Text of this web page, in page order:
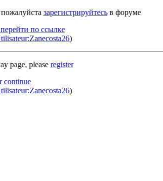
зарегистрируйтесьв форуме
по ссылке
)
page, please register
continue
)